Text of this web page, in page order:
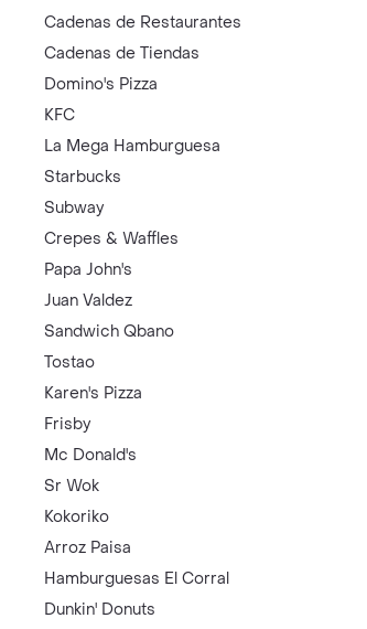
Cadenas de Restaurantes
Cadenas de Tiendas
Domino's Pizza
KFC
La Mega Hamburguesa
Starbucks
Subway
Crepes & Waffles
Papa John's
Juan Valdez
Sandwich Qbano
Tostao
Karen's Pizza
Frisby
Mc Donald's
Sr Wok
Kokoriko
Arroz Paisa
Hamburguesas El Corral
Dunkin' Donuts